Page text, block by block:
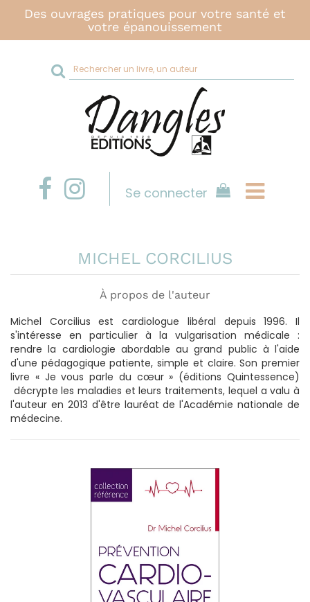
Des ouvrages pratiques pour votre santé et
votre épanouissement
Rechercher
sur
site
Se connecter
MICHEL CORCILIUS
À propos de l'auteur
Michel Corcilius est cardiologue libéral depuis 1996. Il
s'intéresse en particulier à la vulgarisation médicale :
rendre la cardiologie abordable au grand public à l'aide
d'une pédagogique patiente, simple et claire. Son premier
livre « Je vous parle du cœur » (éditions Quintessence)
décrypte les maladies et leurs traitements, lequel a valu à
l'auteur en 2013 d'être lauréat de l'Académie nationale de
médecine.